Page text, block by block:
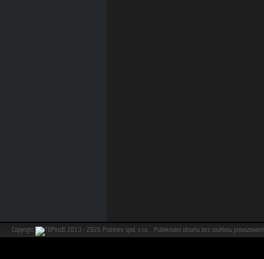
Copyright © 2013 - 2026 Protimex spol. s r.o. Publikování obsahu bez souhlasu